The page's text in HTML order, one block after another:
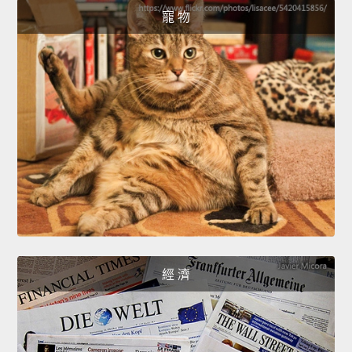
寵 物
經 濟